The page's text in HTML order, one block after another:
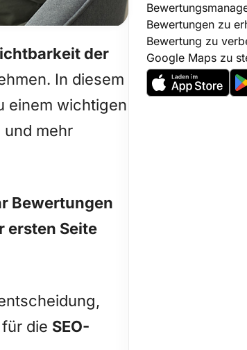
der
In diesem
einem wichtigen
und mehr
Bewertungen
ersten Seite
die SEO-
Bewertungen zu
Bewertung zu
Google Maps zu